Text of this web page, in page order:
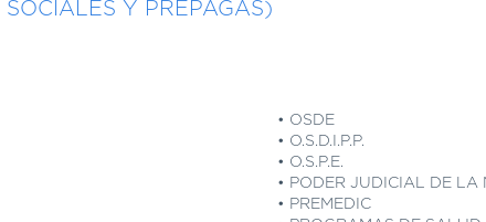
Y PREPAGAS)
• OSDE
• O.S.D.I.P.P.
• O.S.P.E.
• PODER JUDICIAL DE LA
• PREMEDIC